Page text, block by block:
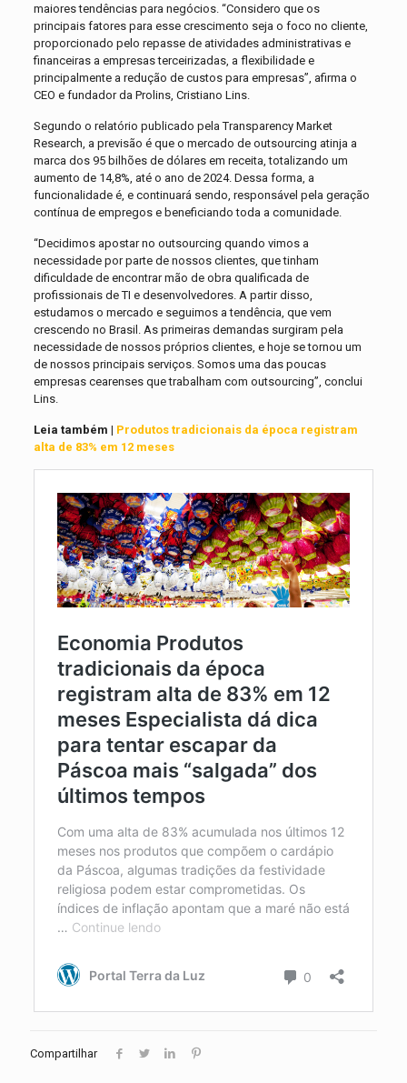
maiores tendências para negócios. “Considero que os
principais fatores para esse crescimento seja o foco no cliente,
proporcionado pelo repasse de atividades administrativas e
financeiras a empresas terceirizadas, a flexibilidade e
principalmente a redução de custos para empresas”, afirma o
CEO e fundador da Prolins, Cristiano Lins.
Segundo o relatório publicado pela Transparency Market
Research, a previsão é que o mercado de outsourcing atinja a
marca dos 95 bilhões de dólares em receita, totalizando um
aumento de 14,8%, até o ano de 2024. Dessa forma, a
funcionalidade é, e continuará sendo, responsável pela geração
contínua de empregos e beneficiando toda a comunidade.
“Decidimos apostar no outsourcing quando vimos a
necessidade por parte de nossos clientes, que tinham
dificuldade de encontrar mão de obra qualificada de
profissionais de TI e desenvolvedores. A partir disso,
estudamos o mercado e seguimos a tendência, que vem
crescendo no Brasil. As primeiras demandas surgiram pela
necessidade de nossos próprios clientes, e hoje se tornou um
de nossos principais serviços. Somos uma das poucas
empresas cearenses que trabalham com outsourcing”, conclui
Lins.
Leia também | Produtos tradicionais da época registram
alta de 83% em 12 meses
Compartilhar